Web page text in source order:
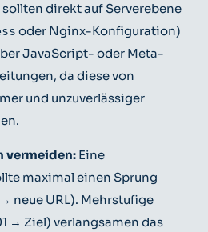
direkt auf Serverebene
oder Nginx-Konfiguration)
JavaScript- oder Meta-
da diese von
und unzuverlässiger
vermeiden: Eine
maximal einen Sprung
neue URL). Mehrstufige
→ Ziel) verlangsamen das